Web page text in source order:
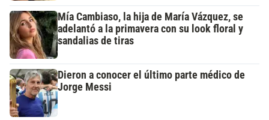
Mía Cambiaso, la hija de María Vázquez, se
adelantó a la primavera con su look floral y
sandalias de tiras
Dieron a conocer el último parte médico de
Jorge Messi